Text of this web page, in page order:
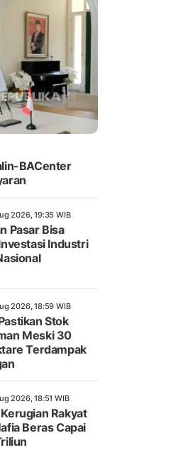
BACenter
2026, 19:35 WIB
Pasar Bisa
Industri
2026, 18:59 WIB
Stok
Meski 30
Terdampak
2026, 18:51 WIB
Rakyat
Beras Capai